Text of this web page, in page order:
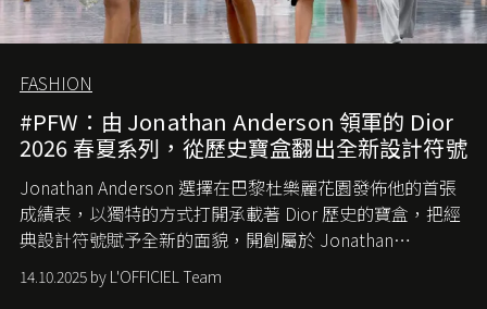
FASHION
#PFW：由 Jonathan Anderson 領軍的 Dior
2026 春夏系列，從歷史寶盒翻出全新設計符號
Jonathan Anderson 選擇在巴黎杜樂麗花園發佈他的首張
成績表，以獨特的方式打開承載著 Dior 歷史的寶盒，把經
典設計符號賦予全新的面貌，開創屬於 Jonathan
Anderson 的 Dior 時代。
14.10.2025 by L'OFFICIEL Team